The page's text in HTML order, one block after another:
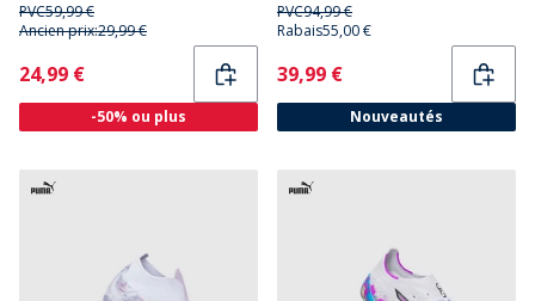
PVC59,99 €
Ancien prix:29,99 €
Current
24,99 €
-50% ou plus
PVC94,99 €
Rabais55,00 €
Current
39,99 €
Nouveautés